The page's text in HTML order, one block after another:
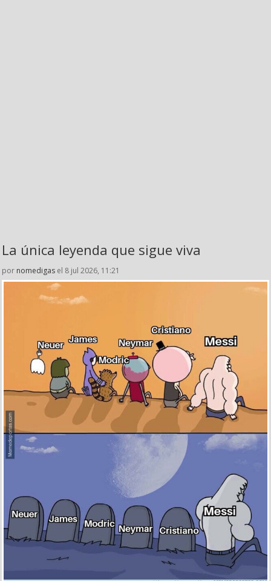
La única leyenda que sigue viva
por nomedigas el 8 jul 2026, 11:21